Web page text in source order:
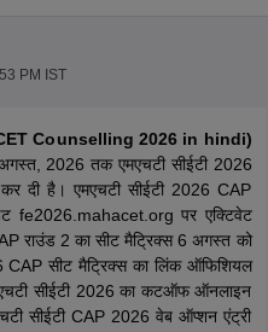
JEE Main Answer Key
View All
JEE Advanced Answer Key
JEE
Articles
PM IST
CET Counselling 2026 in hindi)
2026 तक एमएचटी सीईटी 2026
दी है। एमएचटी सीईटी 2026 CAP
fe2026.mahacet.org पर एक्टिवेट
राउंड 2 का सीट मैट्रिक्स 6 अगस्त को
CAP सीट मैट्रिक्स का लिंक ऑफिशियल
सीईटी 2026 का कटऑफ ऑनलाइन
सीईटी CAP 2026 वेब ऑप्शन एंट्री